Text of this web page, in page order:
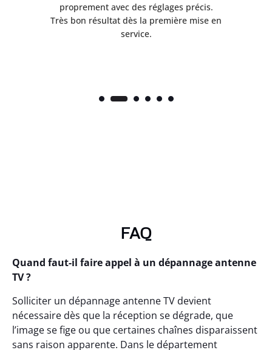
proprement avec des réglages précis.
Très bon résultat dès la première mise en
service.
FAQ
Quand faut-il faire appel à un dépannage antenne
TV ?
Solliciter un dépannage antenne TV devient
nécessaire dès que la réception se dégrade, que
l’image se fige ou que certaines chaînes disparaissent
sans raison apparente. Dans le département